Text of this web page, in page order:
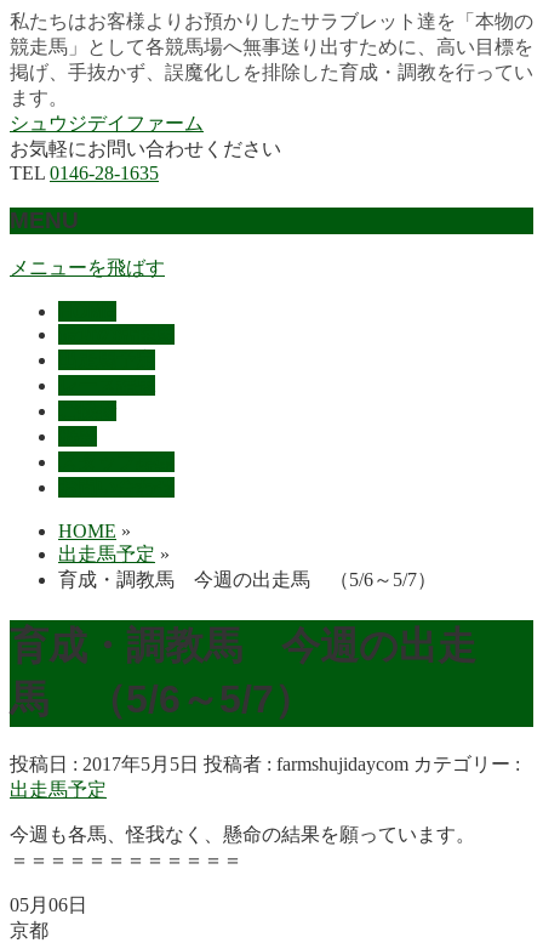
私たちはお客様よりお預かりしたサラブレット達を「本物の
競走馬」として各競馬場へ無事送り出すために、高い目標を
掲げ、手抜かず、誤魔化しを排除した育成・調教を行ってい
ます。
シュウジデイファーム
お気軽にお問い合わせください
TEL 0146-28-1635
MENU
メニューを飛ばす
HOME »
出走馬予定 »
育成・調教馬 今週の出走馬 （5/6～5/7）
育成・調教馬 今週の出走
馬 （5/6～5/7）
投稿日 : 2017年5月5日 投稿者 : farmshujidaycom カテゴリー :
出走馬予定
今週も各馬、怪我なく、懸命の結果を願っています。
＝＝＝＝＝＝＝＝＝＝＝＝
05月06日
京都